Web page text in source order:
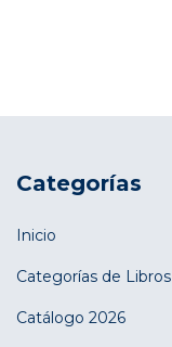
Categorías
Inicio
Categorías de Libros
Catálogo 2026